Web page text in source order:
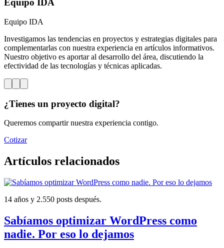
Equipo IDA
Equipo IDA
Investigamos las tendencias en proyectos y estrategias digitales para
complementarlas con nuestra experiencia en artículos informativos.
Nuestro objetivo es aportar al desarrollo del área, discutiendo la
efectividad de las tecnologías y técnicas aplicadas.
¿Tienes un proyecto digital?
Queremos compartir nuestra experiencia contigo.
Cotizar
Artículos relacionados
14 años y 2.550 posts después.
Sabíamos optimizar WordPress como
nadie. Por eso lo dejamos